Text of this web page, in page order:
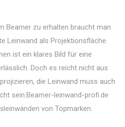
Beamer zu erhalten braucht man
Leinwand als Projektionsfläche.
ist ein klares Bild für eine
Doch es reicht nicht aus
die Leinwand muss auch
sein.Beamer-leinwand-profi.de
von Topmarken.